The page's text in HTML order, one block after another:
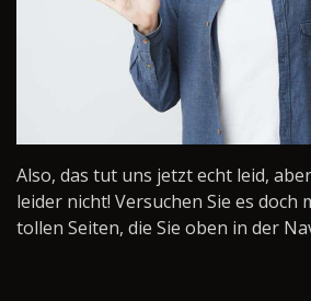
Also, das tut uns jetzt echt leid,
leider nicht! Versuchen Sie es doch
tollen Seiten, die Sie oben in der